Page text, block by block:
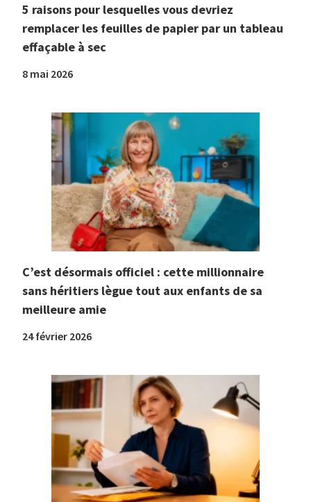
5 raisons pour lesquelles vous devriez
remplacer les feuilles de papier par un tableau
effaçable à sec
8 mai 2026
C’est désormais officiel : cette millionnaire
sans héritiers lègue tout aux enfants de sa
meilleure amie
24 février 2026